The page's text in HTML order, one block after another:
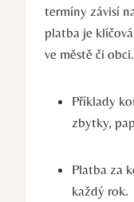
termíny závisí
platba je
ve městě či obci.
Příklady
zbytky,
Platba za
každý rok.